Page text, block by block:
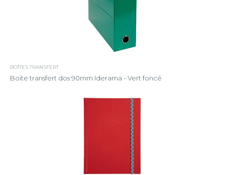
BOÎTES TRANSFERT
Boite transfert dos 90mm Iderama - Vert foncé